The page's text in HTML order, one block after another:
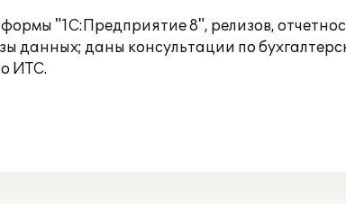
"1С:Предприятие 8", релизов,
данных; даны консультации по
ИТС.